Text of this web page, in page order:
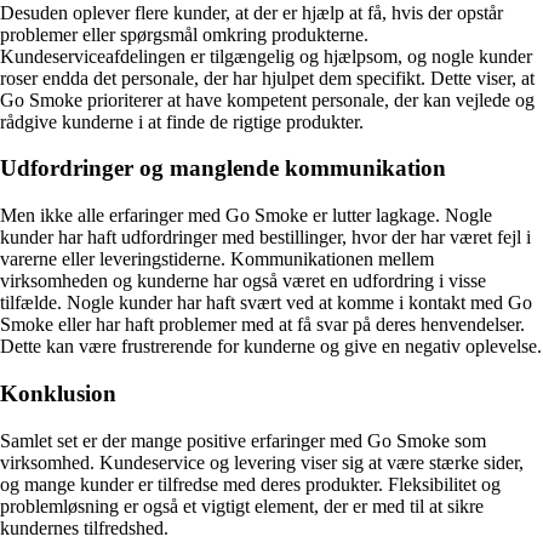
Desuden oplever flere kunder, at der er hjælp at få, hvis der opstår
problemer eller spørgsmål omkring produkterne.
Kundeserviceafdelingen er tilgængelig og hjælpsom, og nogle kunder
roser endda det personale, der har hjulpet dem specifikt. Dette viser, at
Go Smoke prioriterer at have kompetent personale, der kan vejlede og
rådgive kunderne i at finde de rigtige produkter.
Udfordringer og manglende kommunikation
Men ikke alle erfaringer med Go Smoke er lutter lagkage. Nogle
kunder har haft udfordringer med bestillinger, hvor der har været fejl i
varerne eller leveringstiderne. Kommunikationen mellem
virksomheden og kunderne har også været en udfordring i visse
tilfælde. Nogle kunder har haft svært ved at komme i kontakt med Go
Smoke eller har haft problemer med at få svar på deres henvendelser.
Dette kan være frustrerende for kunderne og give en negativ oplevelse.
Konklusion
Samlet set er der mange positive erfaringer med Go Smoke som
virksomhed. Kundeservice og levering viser sig at være stærke sider,
og mange kunder er tilfredse med deres produkter. Fleksibilitet og
problemløsning er også et vigtigt element, der er med til at sikre
kundernes tilfredshed.